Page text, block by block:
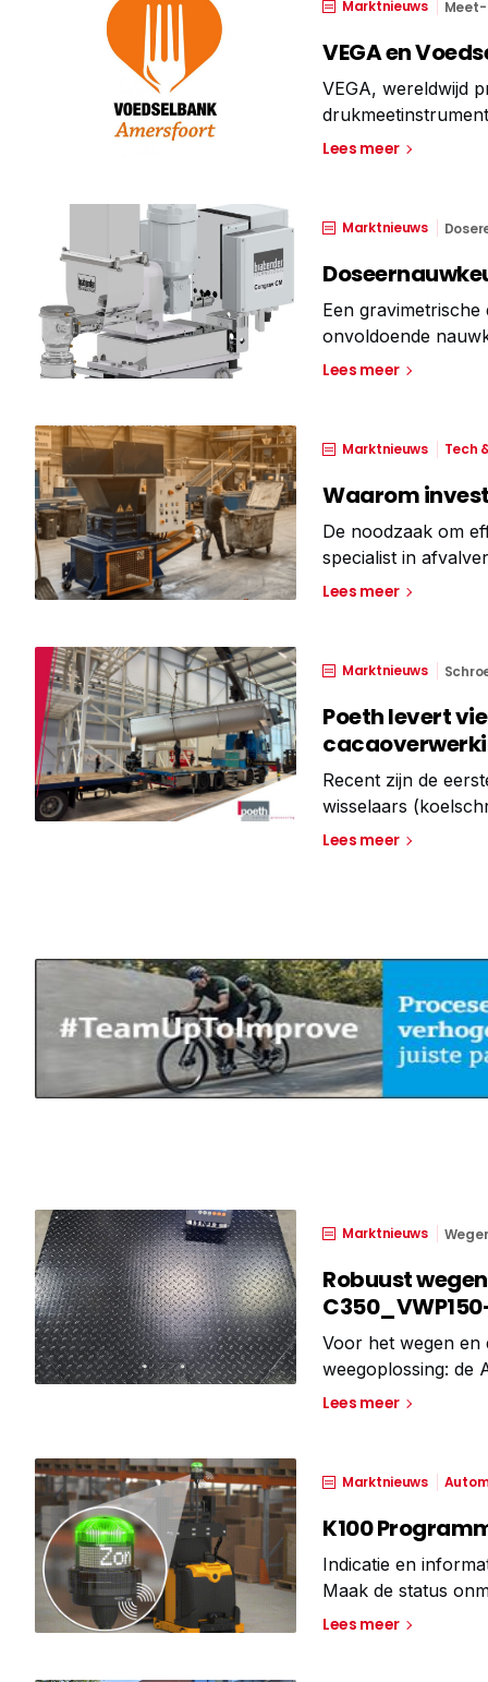
Marktnieuws
VEGA en
VEGA, wereldwijd
middel van
Lees meer
Marktnieuws
Een
onvoldoende
of de besturing. De
Lees meer
Marktnieuws Tech
Waarom
De noodzaak om
specialist in
bedrijven
Lees meer
Marktnieuws
Poeth levert
Recent zijn de
wisselaars
waarin
Lees meer
Marktnieuws
Robuust
Voor het wegen
weegoplossing: de
uitgerust met de
Lees meer
Marktnieuws
K100
Indicatie en
Maak de status
zichtbaarheid van
Lees meer